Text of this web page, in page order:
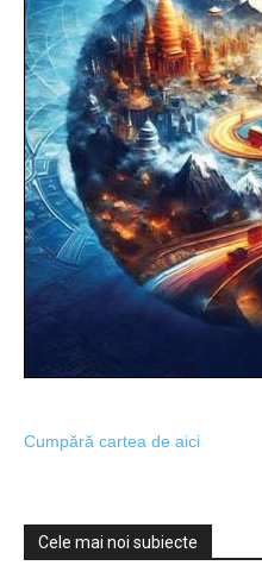
Cumpără cartea de aici
Cele mai noi subiecte